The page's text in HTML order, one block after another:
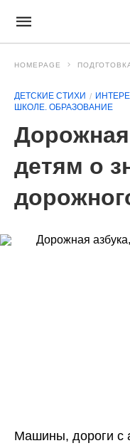
HOMEPAGE
ДЕТСКИЕ СТИХИ
ШКОЛЕ. ОБРАЗОВАНИЕ
Дорожная
детям о
Машины, дороги с